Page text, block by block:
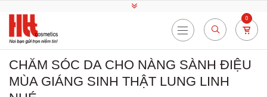
0
CHĂM SÓC DA CHO NÀNG SÀNH ĐIỆU
MÙA GIÁNG SINH THẬT LUNG LINH